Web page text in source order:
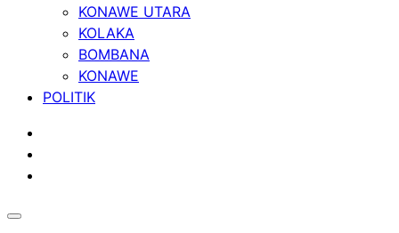
KONAWE UTARA
KOLAKA
BOMBANA
KONAWE
POLITIK